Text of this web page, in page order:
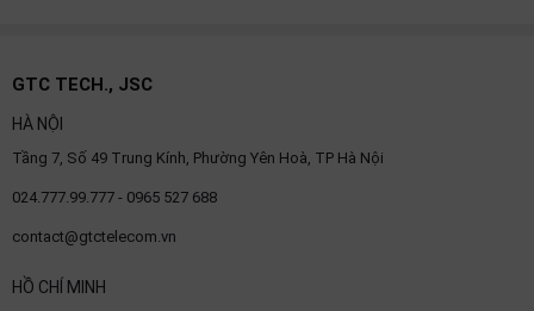
GTC TECH., JSC
HÀ NỘI
Tầng 7, Số 49 Trung Kính, Phường Yên Hoà, TP Hà Nội
024.777.99.777 - 0965 527 688
contact@gtctelecom.vn
HỒ CHÍ MINH